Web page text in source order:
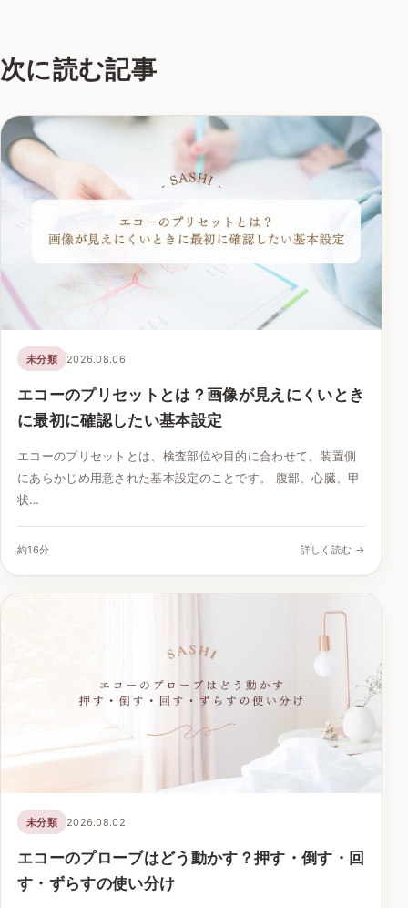
次に読む記事
未分類 2026.08.06
エコーのプリセットとは？画像が見えにくいとき
に最初に確認したい基本設定
エコーのプリセットとは、検査部位や目的に合わせて、装置側
にあらかじめ用意された基本設定のことです。 腹部、心臓、甲
状…
約16分 詳しく読む →
未分類 2026.08.02
エコーのプローブはどう動かす？押す・倒す・回
す・ずらすの使い分け